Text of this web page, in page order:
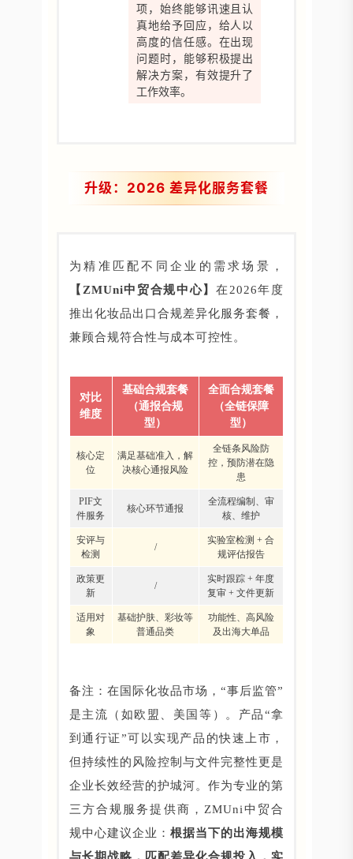
项，始终能够讯速且认
真地给予回应，给人以
高度的信任感。在出现
问题时，能够积极提出
解决方案，有效提升了
工作效率。
升级：2026 差异化服务套餐
为精准匹配不同企业的需求场景，
【ZMUni中贸合规中心】在2026年度
推出化妆品出口合规差异化服务套餐，
兼顾合规符合性与成本可控性。
对比
维度
基础合规套餐
（通报合规
型）
全面合规套餐
（全链保障
型）
核心定
位
满足基础准入，解
决核心通报风险
全链条风险防
控，预防潜在隐
患
PIF文
件服务
核心环节通报
全流程编制、审
核、维护
安评与
检测
/
实验室检测 + 合
规评估报告
政策更
新
/
实时跟踪 + 年度
复审 + 文件更新
适用对
象
基础护肤、彩妆等
普通品类
功能性、高风险
及出海大单品
备注：在国际化妆品市场，“事后监管”
是主流（如欧盟、美国等）。产品“拿
到通行证”可以实现产品的快速上市，
但持续性的风险控制与文件完整性更是
企业长效经营的护城河。作为专业的第
三方合规服务提供商，ZMUni中贸合
规中心建议企业： 根据当下的出海规模
与长期战略，匹配差异化合规投入，实